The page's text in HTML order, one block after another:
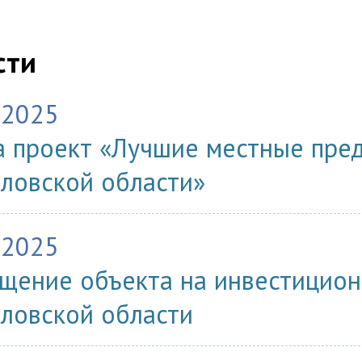
«Лучшие местные
области»
объекта на
области